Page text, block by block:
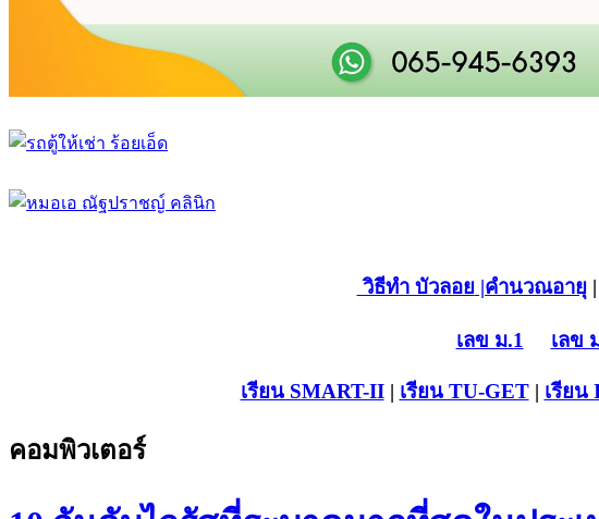
วิธีทำ บัวลอย |คำนวณอายุ |
เลข ม.1 เลข
เรียน SMART-II| เรียน TU-GET| เรียน
คอมพิวเตอร์